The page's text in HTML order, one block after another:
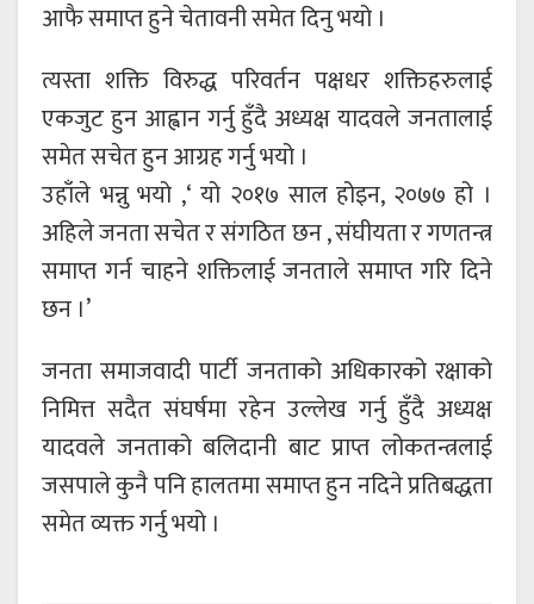
आफै समाप्त हुने चेतावनी समेत दिनु भयो ।
त्यस्ता शक्ति विरुद्ध परिवर्तन पक्षधर शक्तिहरुलाई
एकजुट हुन आह्वान गर्नु हुँदै अध्यक्ष यादवले जनतालाई
समेत सचेत हुन आग्रह गर्नु भयो ।
उहाँले भन्नु भयो ,‘ यो २०१७ साल होइन, २०७७ हो ।
अहिले जनता सचेत र संगठित छन , संघीयता र गणतन्त्र
समाप्त गर्न चाहने शक्तिलाई जनताले समाप्त गरि दिने
छन ।’
जनता समाजवादी पार्टी जनताको अधिकारको रक्षाको
निमित्त सदैत संघर्षमा रहेन उल्लेख गर्नु हुँदै अध्यक्ष
यादवले जनताको बलिदानी बाट प्राप्त लोकतन्त्रलाई
जसपाले कुनै पनि हालतमा समाप्त हुन नदिने प्रतिबद्धता
समेत व्यक्त गर्नु भयो ।